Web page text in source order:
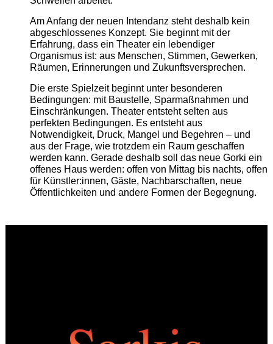
Am Anfang der neuen Intendanz steht deshalb kein
abgeschlossenes Konzept. Sie beginnt mit der
Erfahrung, dass ein Theater ein lebendiger
Organismus ist: aus Menschen, Stimmen, Gewerken,
Räumen, Erinnerungen und Zukunftsversprechen.
Die erste Spielzeit beginnt unter besonderen
Bedingungen: mit Baustelle, Sparmaßnahmen und
Einschränkungen. Theater entsteht selten aus
perfekten Bedingungen. Es entsteht aus
Notwendigkeit, Druck, Mangel und Begehren – und
aus der Frage, wie trotzdem ein Raum geschaffen
werden kann. Gerade deshalb soll das neue Gorki ein
offenes Haus werden: offen von Mittag bis nachts, offen
für Künstler:innen, Gäste, Nachbarschaften, neue
Öffentlichkeiten und andere Formen der Begegnung.